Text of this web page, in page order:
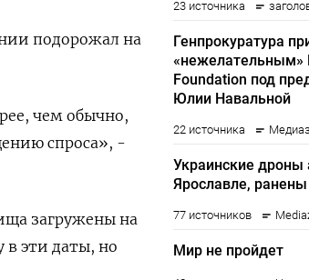
подорожал на
чем обычно,
спроса», -
загружены на
в эти даты, но